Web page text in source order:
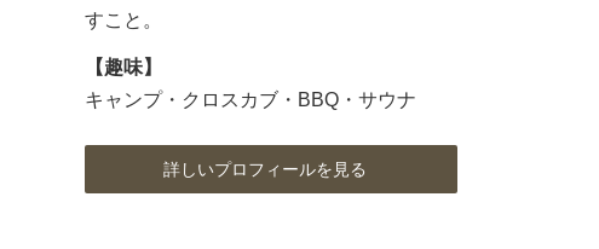
すこと。
【趣味】
キャンプ・クロスカブ・BBQ・サウナ
詳しいプロフィールを見る